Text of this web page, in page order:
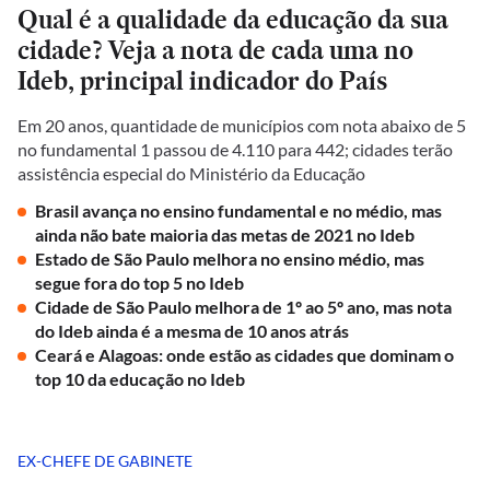
Qual é a qualidade da educação da sua
cidade? Veja a nota de cada uma no
Ideb, principal indicador do País
Em 20 anos, quantidade de municípios com nota abaixo de 5
no fundamental 1 passou de 4.110 para 442; cidades terão
assistência especial do Ministério da Educação
Brasil avança no ensino fundamental e no médio, mas
ainda não bate maioria das metas de 2021 no Ideb
Estado de São Paulo melhora no ensino médio, mas
segue fora do top 5 no Ideb
Cidade de São Paulo melhora de 1º ao 5º ano, mas nota
do Ideb ainda é a mesma de 10 anos atrás
Ceará e Alagoas: onde estão as cidades que dominam o
top 10 da educação no Ideb
EX-CHEFE DE GABINETE